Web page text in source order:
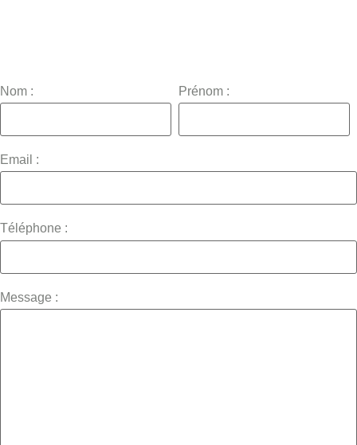
Nom : Prénom :
Email :
Téléphone :
Message :